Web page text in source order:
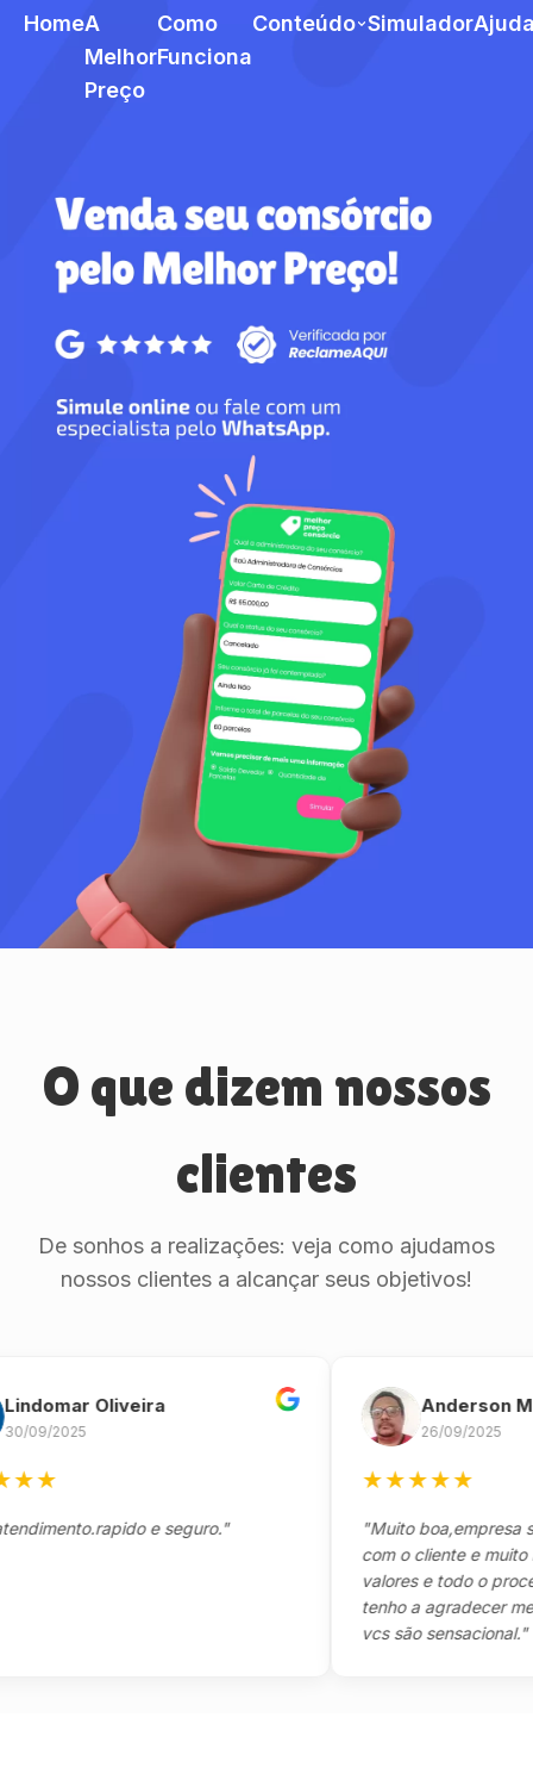
HomeA
Melhor
Preço
Como
Funciona
Conteúdo Simulador
O que dizem nossos
clientes
De sonhos a realizações: veja como ajudamos
nossos clientes a alcançar seus objetivos!
Oliveira
2025
e seguro."
Anderson
26/09/2025
★★★
"Muito boa,empresa séria
com o cliente e muito
valores e todo o processo
tenho a agradecer
vcs são sensacional."